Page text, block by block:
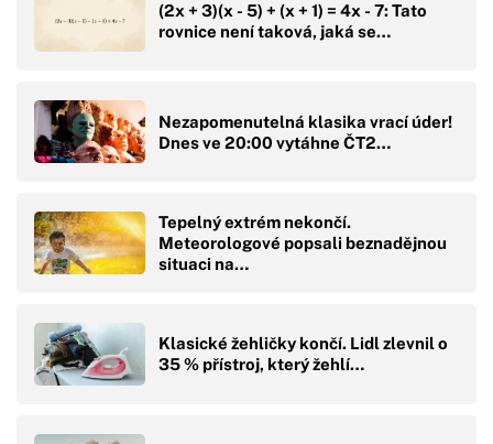
(2x + 3)(x - 5) + (x + 1) = 4x - 7: Tato
rovnice není taková, jaká se…
Nezapomenutelná klasika vrací úder!
Dnes ve 20:00 vytáhne ČT2…
Tepelný extrém nekončí.
Meteorologové popsali beznadějnou
situaci na…
Klasické žehličky končí. Lidl zlevnil o
35 % přístroj, který žehlí…